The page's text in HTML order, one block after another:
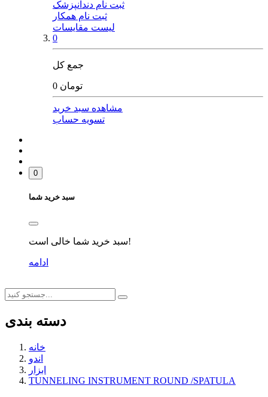
ثبت نام دندانپزشک
ثبت نام همکار
لیست مقایسات
0
جمع کل
0 تومان
مشاهده سبد خرید
تسویه حساب
0
سبد خرید شما
سبد خرید شما خالی است!
ادامه
دسته بندی
خانه
اندو
ابزار
TUNNELING INSTRUMENT ROUND /SPATULA